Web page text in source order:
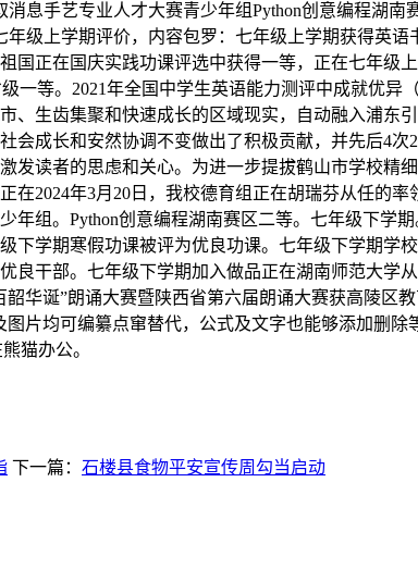
息手艺专业人才大赛青少年组Python创意编程湖
级上学期评价，内容包罗：七年级上学期获得英
国正在国庆实践功课评选中获得一等，正在七年
一等。2021年全国中学生英语能力测评中成就优
、生齿集聚和快速成长的区域现实，自动融入浦
会成长和安然协调不变做出了积极贡献，并先后4
发读者的思虑和关心。为进一步提拔鹤山市学校
在2024年3月20日，我校德育组正在胡瑞芬从任的
年组。Python创意编程湖南赛区二等。七年级下学
下学期寒假功课被评为优良功课。七年级下学期
良干部。七年级下学期加入做品正在湖南师范大
华诞”朗诵大赛暨陕西省第六届朗诵大赛获高陵区
片均可编纂点窜替代，公式及文字也能够添加删
猫办公。
下一篇： 石楼县食物平安宣传周勾当启动